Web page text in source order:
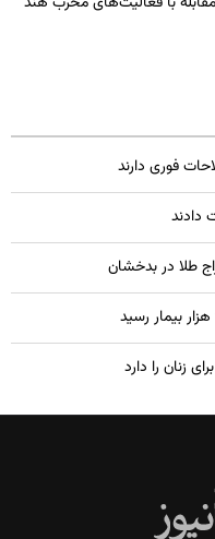
فوری دارند
طلا در بدخشان